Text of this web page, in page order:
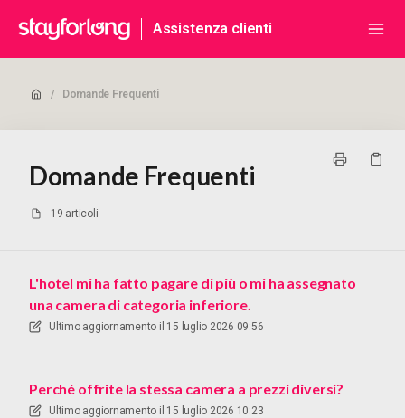
Assistenza clienti
/ Domande Frequenti
Domande Frequenti
19 articoli
L'hotel mi ha fatto pagare di più o mi ha assegnato
una camera di categoria inferiore.
Ultimo aggiornamento il 15 luglio 2026 09:56
Perché offrite la stessa camera a prezzi diversi?
Ultimo aggiornamento il 15 luglio 2026 10:23